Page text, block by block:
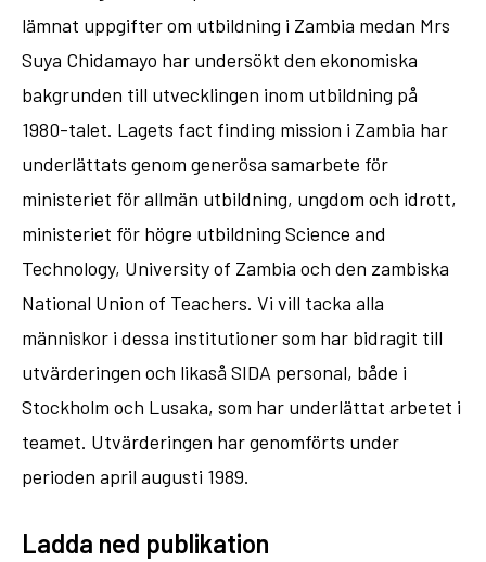
lämnat uppgifter om utbildning i Zambia medan Mrs
Suya Chidamayo har undersökt den ekonomiska
bakgrunden till utvecklingen inom utbildning på
1980-talet. Lagets fact finding mission i Zambia har
underlättats genom generösa samarbete för
ministeriet för allmän utbildning, ungdom och idrott,
ministeriet för högre utbildning Science and
Technology, University of Zambia och den zambiska
National Union of Teachers. Vi vill tacka alla
människor i dessa institutioner som har bidragit till
utvärderingen och likaså SIDA personal, både i
Stockholm och Lusaka, som har underlättat arbetet i
teamet. Utvärderingen har genomförts under
perioden april augusti 1989.
Ladda ned publikation